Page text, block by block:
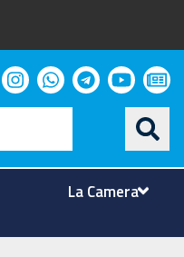
instagram
whatsapp
telegram
Cerca
nel
sito
La Camera